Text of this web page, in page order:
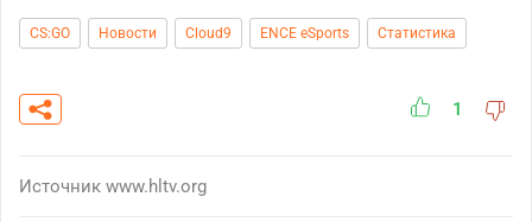
CS:GO Новости Cloud9 ENCE eSports Статистика
1
Источник www.hltv.org